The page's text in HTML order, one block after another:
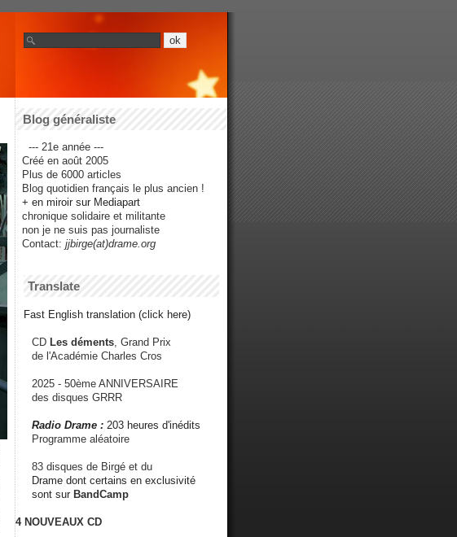
Blog généraliste
--- 21e année ---
Créé en août 2005
Plus de 6000 articles
Blog quotidien français le plus ancien !
+ en miroir sur Mediapart
chronique solidaire et militante
non je ne suis pas journaliste
Contact: jjbirge(at)drame.org
Translate
Fast English translation (click here)
CD Les déments , Grand Prix
de l'Académie Charles Cros
2025 - 50ème ANNIVERSAIRE
des disques GRRR
Radio Drame : 203 heures d'inédits
Programme aléatoire
83 disques de Birgé et du
Drame dont certains en exclusivité
sont sur BandCamp
4 NOUVEAUX CD